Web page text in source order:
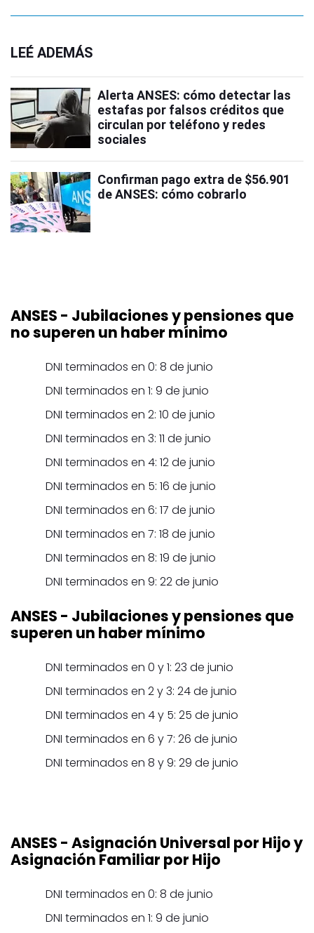
LEÉ ADEMÁS
Alerta ANSES: cómo detectar las
estafas por falsos créditos que
circulan por teléfono y redes
sociales
Confirman pago extra de $56.901
de ANSES: cómo cobrarlo
ANSES - Jubilaciones y pensiones que
no superen un haber mínimo
DNI terminados en 0: 8 de junio
DNI terminados en 1: 9 de junio
DNI terminados en 2: 10 de junio
DNI terminados en 3: 11 de junio
DNI terminados en 4: 12 de junio
DNI terminados en 5: 16 de junio
DNI terminados en 6: 17 de junio
DNI terminados en 7: 18 de junio
DNI terminados en 8: 19 de junio
DNI terminados en 9: 22 de junio
ANSES - Jubilaciones y pensiones que
superen un haber mínimo
DNI terminados en 0 y 1: 23 de junio
DNI terminados en 2 y 3: 24 de junio
DNI terminados en 4 y 5: 25 de junio
DNI terminados en 6 y 7: 26 de junio
DNI terminados en 8 y 9: 29 de junio
ANSES - Asignación Universal por Hijo y
Asignación Familiar por Hijo
DNI terminados en 0: 8 de junio
DNI terminados en 1: 9 de junio